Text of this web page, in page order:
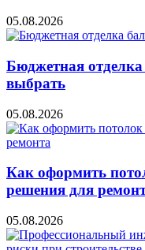
05.08.2026
Бюджетная
выбрать
05.08.2026
Как оформить
решения для
05.08.2026